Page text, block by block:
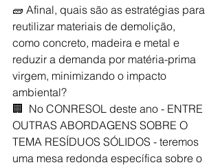
🧱 Afinal, quais são as estratégias para
reutilizar materiais de demolição,
como concreto, madeira e metal e
reduzir a demanda por matéria-prima
virgem, minimizando o impacto
ambiental?
🏢 No CONRESOL deste ano - ENTRE
OUTRAS ABORDAGENS SOBRE O
TEMA RESÍDUOS SÓLIDOS - teremos
uma mesa redonda específica sobre o